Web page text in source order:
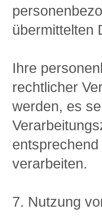
übermittelten
Ihre
rechtlicher
werden, es
verarbeiten.
7. Nutzung